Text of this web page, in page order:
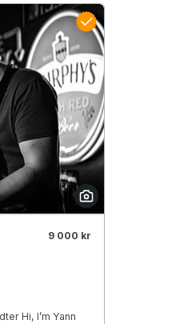
9 000 kr
Hi, I’m Yann